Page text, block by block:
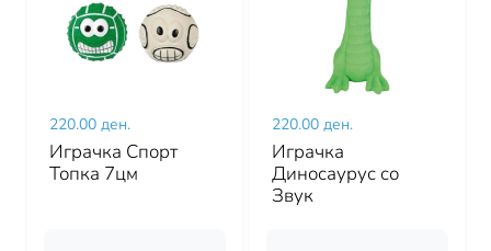
220.00 ден.
Играчка Спорт
Топка 7цм
220.00 ден.
Играчка
Диносаурус со
Звук